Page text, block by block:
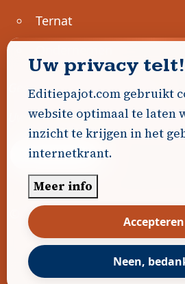
Ternat
Geen advertenties gevonden.
Uw advertentie hier?
Word Partner!
© 2026 Editiepajot.com
|Disclaimer Privacybeleid
Gerealiseerd door
Uw privacy telt!
Editiepajot.com gebruikt
website optimaal te laten
inzicht te krijgen in het
internetkrant.
Meer info
Accepteren
Neen,